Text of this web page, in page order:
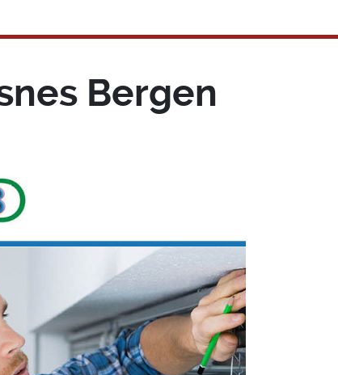
Bergen